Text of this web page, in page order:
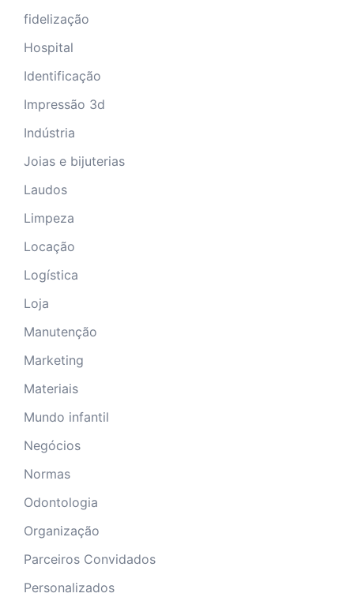
fidelização
Hospital
Identificação
Impressão 3d
Indústria
Joias e bijuterias
Laudos
Limpeza
Locação
Logística
Loja
Manutenção
Marketing
Materiais
Mundo infantil
Negócios
Normas
Odontologia
Organização
Parceiros Convidados
Personalizados